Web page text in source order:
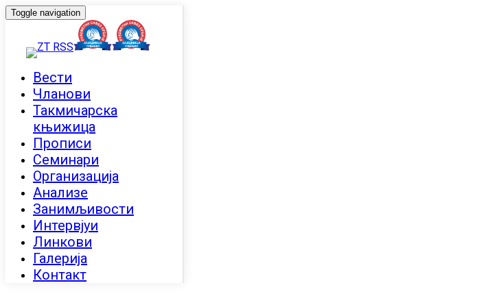
Toggle navigation
Вести
Чланови
Такмичарска
књижица
Прописи
Семинари
Организација
Анализе
Занимљивости
Интервјуи
Линкови
Галерија
Контакт